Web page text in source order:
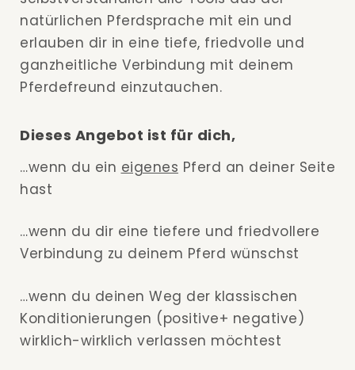
natürlichen Pferdsprache mit ein und
erlauben dir in eine tiefe, friedvolle und
ganzheitliche Verbindung mit deinem
Pferdefreund einzutauchen.
Dieses Angebot ist für dich,
…wenn du ein eigenes Pferd an deiner Seite
hast
…wenn du dir eine tiefere und friedvollere
Verbindung zu deinem Pferd wünschst
…wenn du deinen Weg der klassischen
Konditionierungen (positive+ negative)
wirklich-wirklich verlassen möchtest